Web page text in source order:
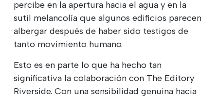
percibe en la apertura hacia el agua y en la
sutil melancolía que algunos edificios parecen
albergar después de haber sido testigos de
tanto movimiento humano.
Esto es en parte lo que ha hecho tan
significativa la colaboración con The Editory
Riverside. Con una sensibilidad genuina hacia